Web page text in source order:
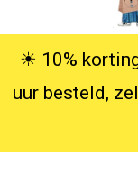
Knuffels
Poppen
SALE
☀︎ 10%
uur besteld,